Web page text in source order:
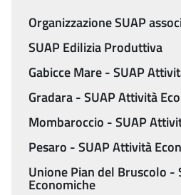
Menu
Organizzazione SUAP
SUAP Edilizia Produttiva
Gabicce Mare - SUAP
Gradara - SUAP Attività
Mombaroccio - SUAP
Pesaro - SUAP Attività
Unione Pian del Bruscolo -
Economiche